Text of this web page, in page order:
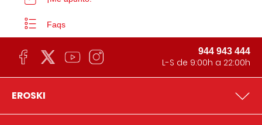
Faqs
944 943 444
L-S de 9:00h a 22:00h
EROSKI